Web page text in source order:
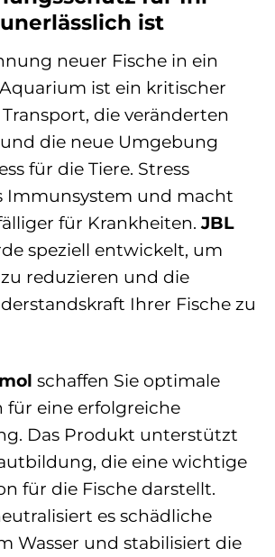
ist
neuer Fische in ein
ist ein kritischer
die veränderten
die neue Umgebung
für die Tiere. Stress
Immunsystem und macht
für Krankheiten.JBL
speziell entwickelt, um
reduzieren und die
Ihrer Fische zu
schaffen Sie optimale
für eine erfolgreiche
Das Produkt unterstützt
die eine wichtige
für die Fische darstellt.
es schädliche
Wasser und stabilisiert die